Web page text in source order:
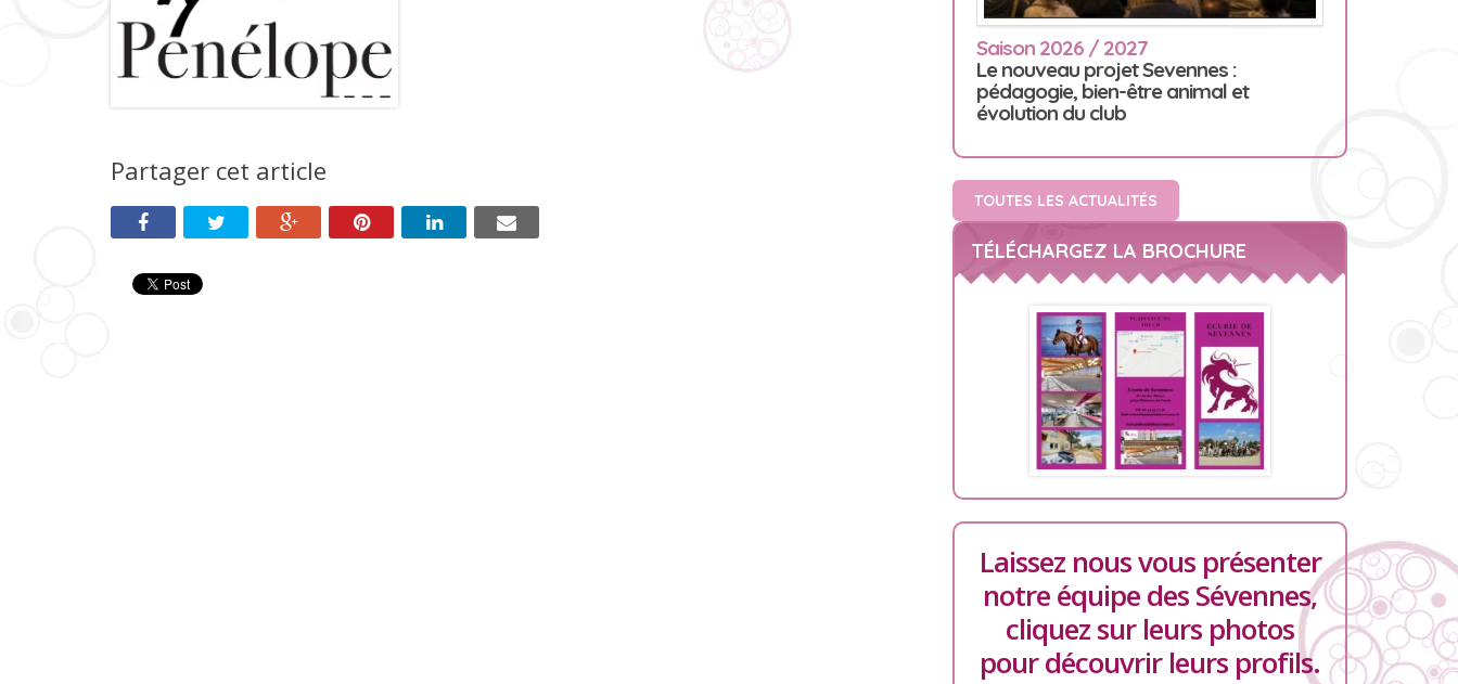
Partager cet article
Saison 2026 / 2027
Le nouveau projet Sevennes :
pédagogie, bien-être animal et
évolution du club
TOUTES LES ACTUALITÉS
TÉLÉCHARGEZ LA BROCHURE
Laissez nous vous présenter
notre équipe des Sévennes,
cliquez sur leurs photos
pour découvrir leurs profils.